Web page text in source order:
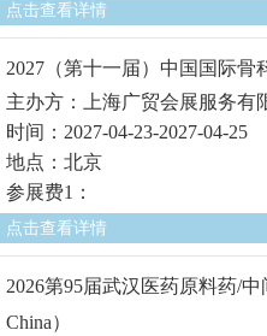
点击查看详情
2027（第十一届）中国国际骨
主办方：上海广贸会展服务有
时间：2027-04-23-2027-04-25
地点：北京
参展费1：
点击查看详情
2026第95届武汉医药原料药/
China）